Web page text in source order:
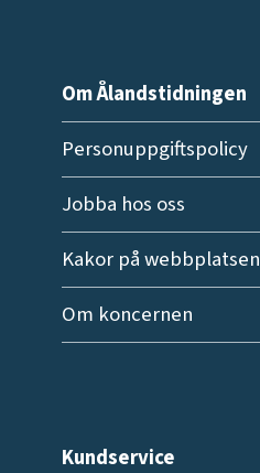
Om Ålandstidningen
Personuppgiftspolicy
Jobba hos oss
Kakor på webbplatsen
Om koncernen
Kundservice